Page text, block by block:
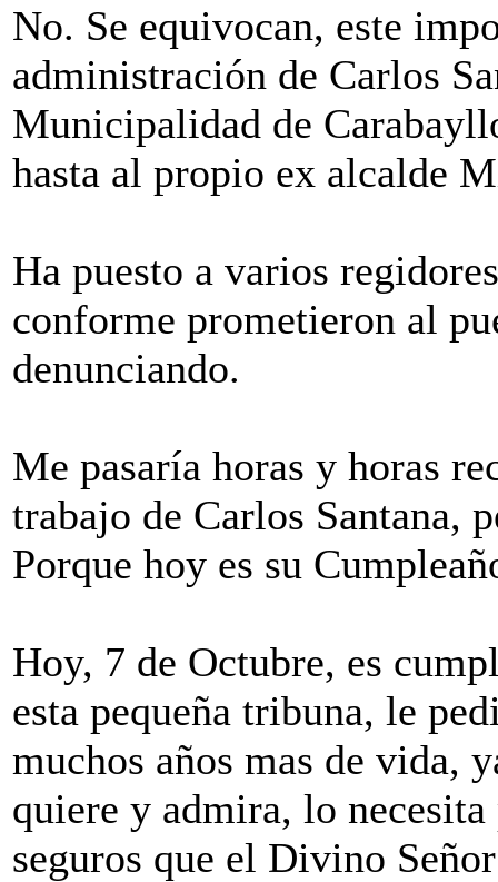
No. Se equivocan, este
administración de Carlos
Municipalidad de
hasta al propio ex alcalde
Ha puesto a varios
conforme prometieron al
denunciando.
Me pasaría horas y horas
trabajo de Carlos Santana,
Porque hoy es su
Hoy, 7 de Octubre, es
esta pequeña tribuna, le
muchos años mas de vida,
quiere y admira, lo necesita
seguros que el Divino